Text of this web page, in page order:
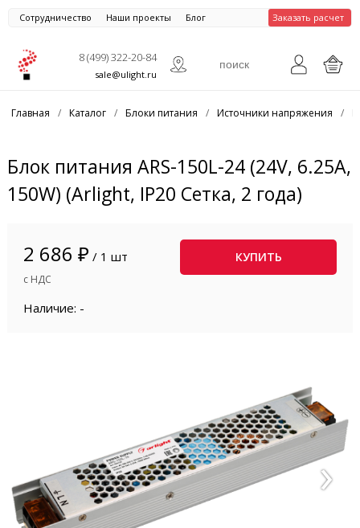
Сотрудничество Наши проекты Блог Заказать расчет
8 (499) 322-20-84
sale@ulight.ru
Главная / Каталог / Блоки питания / Источники напряжения /
Блок питания ARS-150L-24 (24V, 6.25A,
150W) (Arlight, IP20 Сетка, 2 года)
2 686 ₽ / 1 шт
с НДС
КУПИТЬ
Наличие: -